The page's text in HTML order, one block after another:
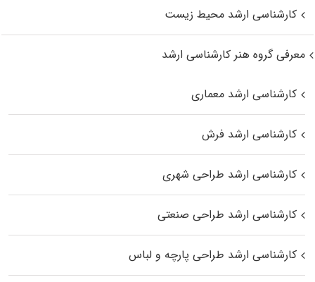
کارشناسی ارشد محیط زیست
معرفی گروه هنر کارشناسی ارشد
کارشناسی ارشد معماری
کارشناسی ارشد فرش
کارشناسی ارشد طراحی شهری
کارشناسی ارشد طراحی صنعتی
کارشناسی ارشد طراحی پارچه و لباس